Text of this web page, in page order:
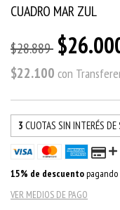
CUADRO MAR ZUL
$28.889
$22.100 con
3 CUOTAS SIN INTERÉS DE
15% de descuentopagando
VER MEDIOS DE PAGO